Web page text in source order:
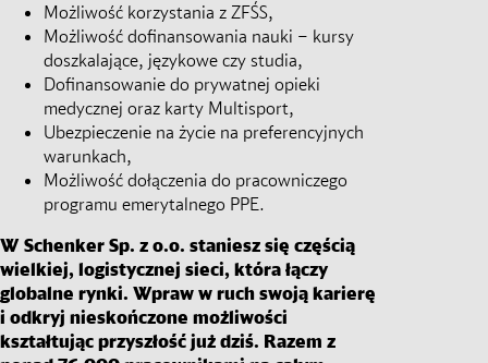
Możliwość korzystania z ZFŚS,
Możliwość dofinansowania nauki – kursy
doszkalające, językowe czy studia,
Dofinansowanie do prywatnej opieki
medycznej oraz karty Multisport,
Ubezpieczenie na życie na preferencyjnych
warunkach,
Możliwość dołączenia do pracowniczego
programu emerytalnego PPE.
W Schenker Sp. z o.o. staniesz się częścią
wielkiej, logistycznej sieci, która łączy
globalne rynki. Wpraw w ruch swoją karierę
i odkryj nieskończone możliwości
kształtując przyszłość już dziś. Razem z